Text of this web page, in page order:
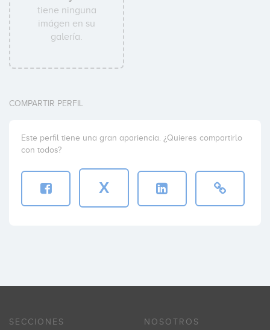
tiene ninguna
imágen en su
galería.
COMPARTIR PERFIL
Este perfil tiene una gran apariencia. ¿Quieres compartirlo
con todos?
X
SECCIONES NOSOTROS